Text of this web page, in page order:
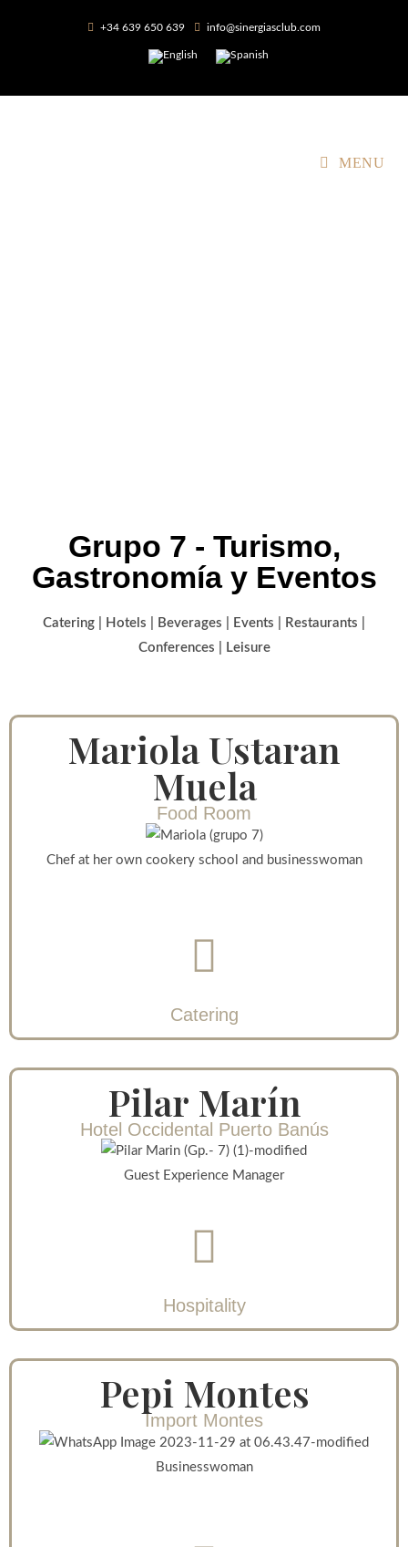
+34 639 650 639 info@sinergiasclub.com
MENU
Grupo 7 - Turismo,
Gastronomía y Eventos
Catering | Hotels | Beverages | Events | Restaurants |
Conferences | Leisure
Mariola Ustaran
Muela
Food Room
Chef at her own cookery school and businesswoman
Catering
Pilar Marín
Hotel Occidental Puerto Banús
Guest Experience Manager
Hospitality
Pepi Montes
Import Montes
Businesswoman